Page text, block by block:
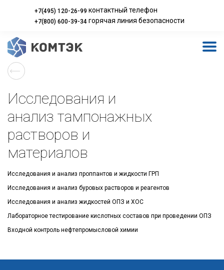
+7(495) 120-26-99 контактный телефон
+7(800) 600-39-34 горячая линия безопасности
Исследования и
анализ тампонажных
растворов и
материалов
Исследования и анализ проппантов и жидкости ГРП
Исследования и анализ буровых растворов и реагентов
Исследования и анализ жидкостей ОПЗ и ХОС
Лабораторное тестирование кислотных составов при проведении ОПЗ
Входной контроль нефтепромысловой химии